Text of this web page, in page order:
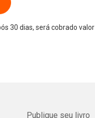
30 dias, será cobrado valor
Publique seu livro